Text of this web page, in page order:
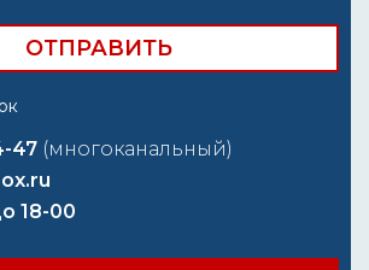
47 (многоканальный)
18-00